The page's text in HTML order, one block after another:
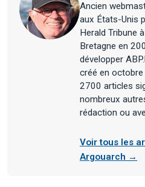
Ancien
aux États-Unis
Herald Tribune
Bretagne en
développer
créé en
2700 articles
nombreux
rédaction ou
Voir tous les
Argouarch →